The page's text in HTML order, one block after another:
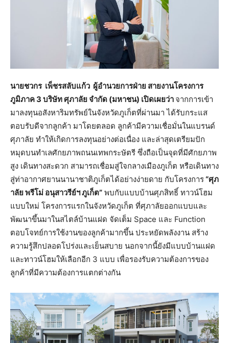
นายชวกร เพ็ชรสลับแก้ว ผู้อำนวยการฝ่าย สายงานโครงการ
ภูมิภาค 3 บริษัท ศุภาลัย จำกัด (มหาชน) เปิดเผยว่า จากการเข้า
มาลงทุนอสังหาริมทรัพย์ในจังหวัดภูเก็ตที่ผ่านมา ได้รับกระแส
ตอบรับดีจากลูกค้า มาโดยตลอด ลูกค้ามีความเชื่อมั่นในแบรนด์
ศุภาลัย ทำให้เกิดการลงทุนอย่างต่อเนื่อง และล่าสุดเตรียมปัก
หมุดบนทำเลศักยภาพถนนเทพกระษัตรี ซึ่งถือเป็นจุดที่มีศักยภาพ
สูง เดินทางสะดวก สามารถเชื่อมสู่ใจกลางเมืองภูเก็ต หรือเดินทาง
สู่ท่าอากาศยานนานาชาติภูเก็ตได้อย่างง่ายดาย กับโครงการ“ศุภ
าลัย พรีโม่ อนุสาวรีย์ฯ ภูเก็ต” พบกับแบบบ้านศุภสิทธิ์ ทาวน์โฮม
แบบใหม่ โครงการแรกในจังหวัดภูเก็ต ที่ศุภาลัยออกแบบและ
พัฒนาขึ้นมาในสไตล์บ้านแฝด จัดเต็ม Space และ Function
ตอบโจทย์การใช้งานของลูกค้ามากขึ้น ประหยัดพลังงาน สร้าง
ความรู้สึกปลอดโปร่งและเย็นสบาย นอกจากนี้ยังมีแบบบ้านแฝด
และทาวน์โฮมให้เลือกอีก 3 แบบ เพื่อรองรับความต้องการของ
ลูกค้าที่มีความต้องการแตกต่างกัน